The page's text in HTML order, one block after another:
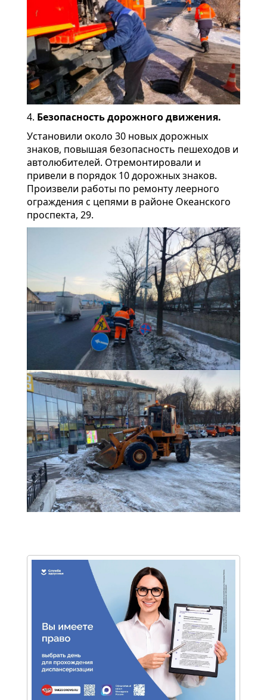
4. Безопасность дорожного движения.
Установили около 30 новых дорожных
знаков, повышая безопасность пешеходов и
автолюбителей. Отремонтировали и
привели в порядок 10 дорожных знаков.
Произвели работы по ремонту леерного
ограждения с цепями в районе Океанского
проспекта, 29.